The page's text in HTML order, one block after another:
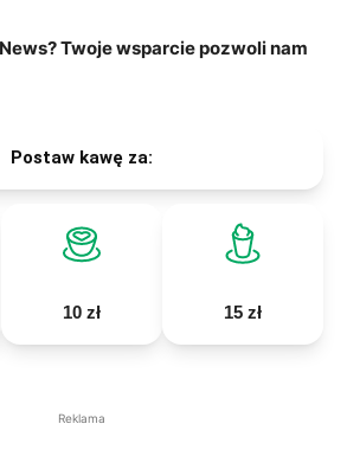
Twoje wsparcie pozwoli nam
Postaw kawę za:
10 zł 15 zł
Reklama